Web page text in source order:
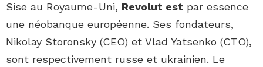
Sise au Royaume-Uni, Revolut est par essence
une néobanque européenne. Ses fondateurs,
Nikolay Storonsky (CEO) et Vlad Yatsenko (CTO),
sont respectivement russe et ukrainien. Le